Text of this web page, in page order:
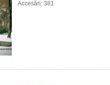
Accesări: 381